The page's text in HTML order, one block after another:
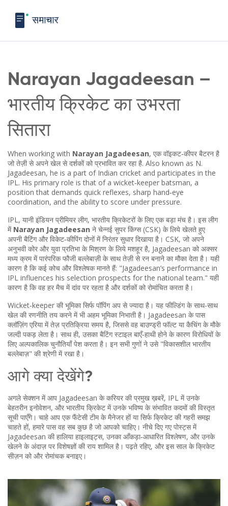
Narayan Jagadeesan –
भारतीय क्रिकेट का उभरता
सितारा
When working with Narayan Jagadeesan, एक वॉइकट‑कीपर बैटरन है
जो तेज़ी से अपने खेल से दर्शकों को प्रभावित कर रहा है. Also known as N.
Jagadeesan, he is a part of Indian cricket and participates in the
IPL. His primary role is that of a wicket‑keeper batsman, a
position that demands quick reflexes, sharp hand‑eye
coordination, and the ability to score under pressure.
IPL, यानी इंडियन प्रीमियर लीग, भारतीय क्रिकेटरों के लिए एक बड़ा मंच है। इस लीग
में Narayan Jagadeesan ने चेन्नई सुपर किंग्स (CSK) के लिये खेलते हुए
अपनी बैटिंग और विकेट‑कीपिंग दोनों में निरंतर सुधार दिखाया है। CSK, जो अपने
अनुभवी कोर और युवा प्रतिभा के मिश्रण के लिये मशहूर है, Jagadeesan को अक्सर
मध्य क्रम में पारंपरिक फौजी बल्लेबाज़ी के साथ तेज़ी से रन बनाने का मौका देता है। यही
कारण है कि कई कोच और विश्लेषक मानते हैं: "Jagadeesan’s performance in
IPL influences his selection prospects for the national team." यही
कारण है कि वह हर मैच में दांव पर रहता है और दर्शकों को रोमांचित करता है।
Wicket‑keeper की भूमिका सिर्फ पॉपिंग अप से ज्यादा है। यह फील्डिंग के साथ-साथ
खेल की रणनीति तय करने में भी अहम भूमिका निभाती है। Jagadeesan के पास
क्लॉज़िंग एरिया में तेज़ प्रतिक्रिया समय है, जिससे वह बाउण्ड्री फॉल्ट या कैचिंग के मौके
जल्दी पकड़ लेता है। साथ ही, उसका बैटिंग स्टाइल बाएँ‑हाथी होने के कारण विरोधियों के
लिए अल्पकालिक चुनौतियाँ पेश करता है। इन सभी गुणों ने उसे "विकासशील भारतीय
बल्लेबाज़" की श्रेणी में रखा है।
आगे क्या देखेंगे?
अगले सेक्शन में आप Jagadeesan के करियर की प्रमुख ख़बरें, IPL में उनके
बेहतरीन इनोवेशन, और भारतीय क्रिकेट में उनके भविष्य के संभावित कदमों की विस्तृत
सूची पाएँगे। चाहे आप एक फैंटेसी टीम के मैनेजर हों या सिर्फ क्रिकेट की गहरी समझ
चाहते हों, हमारे पास वह सब कुछ है जो आपको चाहिए। नीचे दिए गए पोस्ट्स में
Jagadeesan की हालिया हाइलाइट्स, उनका आँकड़ा‑आधारित विश्लेषण, और उनके
खेलने के अंदाज़ पर विशेषज्ञों की राय शामिल है। पढ़ते रहिए, और इस साल के क्रिकेट
सीज़न को और रोमांचक बनाइए।